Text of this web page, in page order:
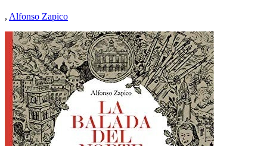
, Alfonso Zapico